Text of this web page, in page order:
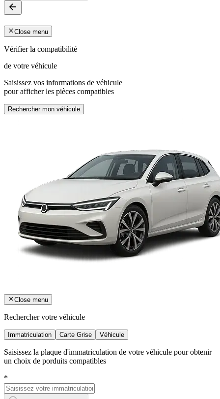
Close menu
Vérifier la compatibilité
de votre véhicule
Saisissez vos informations de véhicule
pour afficher les pièces compatibles
Rechercher mon véhicule
Close menu
Rechercher votre véhicule
Immatriculation Carte Grise Véhicule
Saisissez la plaque d'immatriculation de votre véhicule pour obtenir
un choix de porduits compatibles
*